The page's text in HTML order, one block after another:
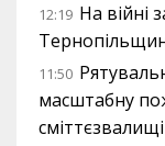
12:19 На війні
11:50
масштабну